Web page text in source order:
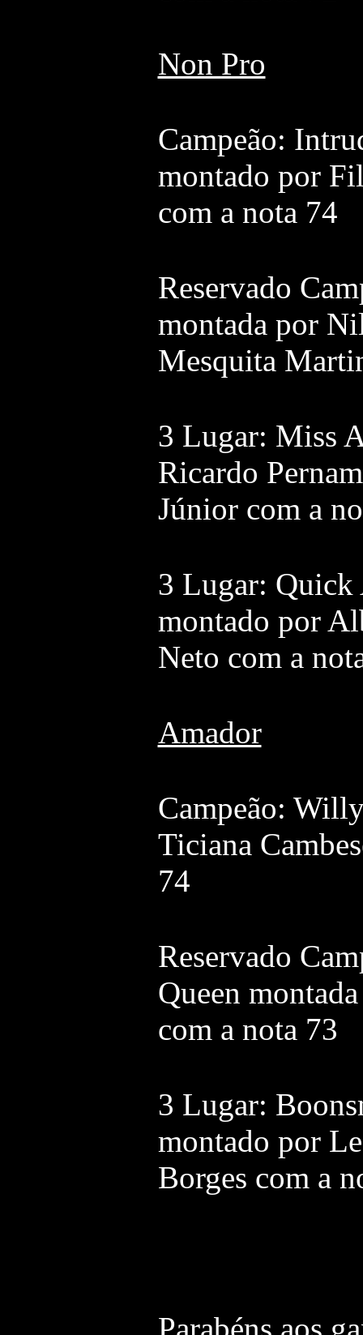
Non Pro
Campeão:
montado por
com a nota 74
Reservado
montada por
Mesquita
3 Lugar: Miss
Ricardo
Júnior com a
3 Lugar: Quick
montado por
Neto com a
Amador
Campeão:
Ticiana
74
Reservado
Queen
com a nota 73
3 Lugar:
montado por
Borges com a